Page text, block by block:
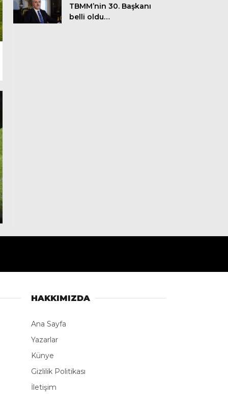
TBMM’nin 30. Başkanı
belli oldu…
HAKKIMIZDA
Ana Sayfa
Yazarlar
Künye
Gizlilik Politikası
İletişim